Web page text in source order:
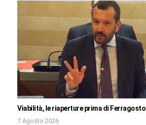
Viabilità, le riaperture prima di Ferragosto
7 Agosto 2026